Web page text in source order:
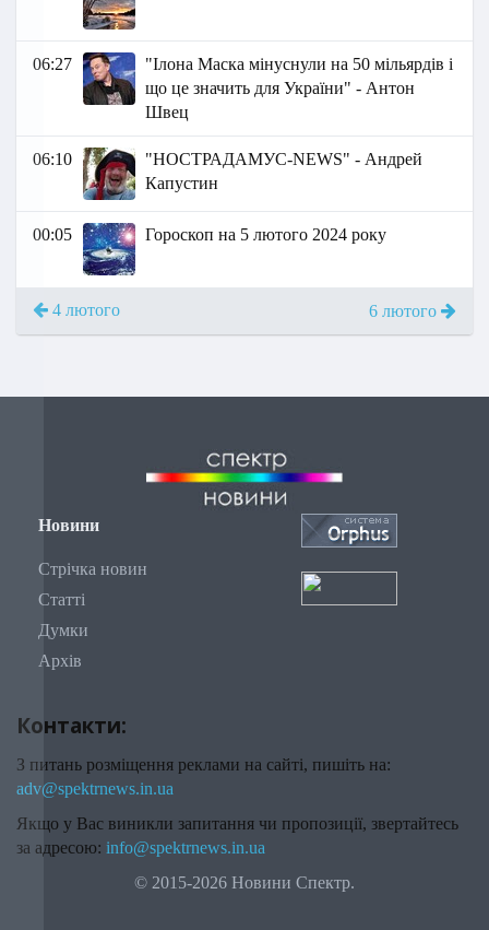
06:27
"Ілона Маска мінуснули на 50 мільярдів і
що це значить для України" - Антон
Швец
06:10
"НОСТРАДАМУС-NEWS" - Андрей
Капустин
00:05 Гороскоп на 5 лютого 2024 року
4 лютого 6 лютого
Новини
Стрічка новин
Статті
Думки
Архів
Контакти:
З питань розміщення реклами на сайті, пишіть на:
adv@spektrnews.in.ua
Якщо у Вас виникли запитання чи пропозиції, звертайтесь
за адресою: info@spektrnews.in.ua
© 2015-2026 Новини Спектр.